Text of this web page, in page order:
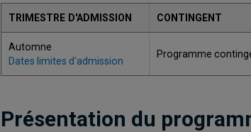
TRIMESTRE D'ADMISSION CONTINGENT
Automne
Dates limites d'admission
Programme
Présentation du